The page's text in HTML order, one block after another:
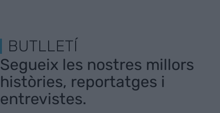
BUTLLETÍ
Segueix les nostres millors
històries, reportatges i
entrevistes.